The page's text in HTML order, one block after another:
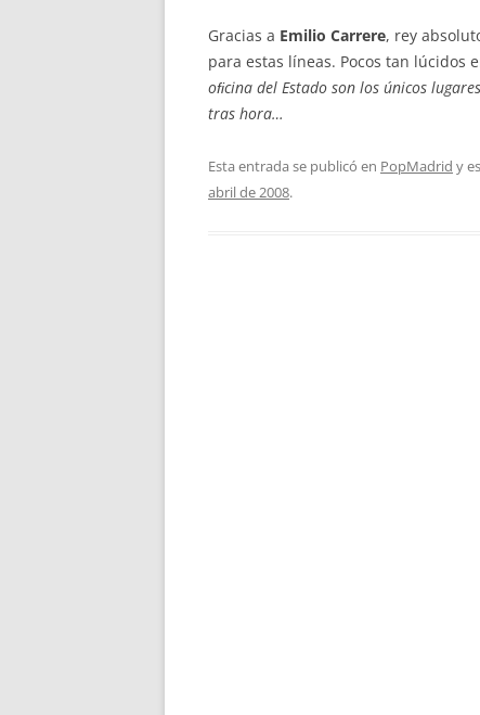
Gracias a Emilio Carrere, rey
para estas líneas. Pocos tan lúcidos
oﬁcina del Estado son los únicos
tras hora…
Esta entrada se publicó en PopMadrid y
abril de 2008.